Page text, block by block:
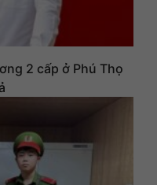
2 cấp ở Phú Thọ